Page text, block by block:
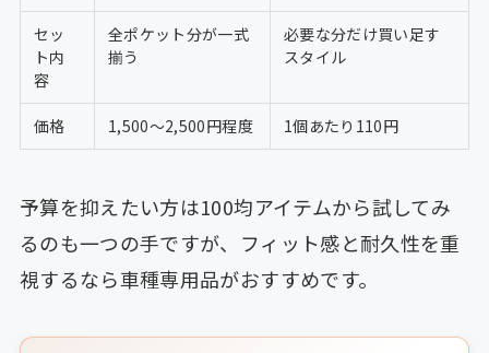
セッ
ト内
容
全ポケット分が一式
揃う
必要な分だけ買い足す
スタイル
価格 1,500〜2,500円程度 1個あたり110円
予算を抑えたい方は100均アイテムから試してみ
るのも一つの手ですが、フィット感と耐久性を重
視するなら車種専用品がおすすめです。